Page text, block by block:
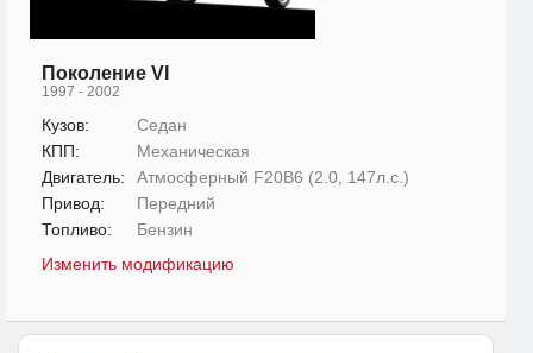
Поколение VI
1997 - 2002
Кузов:
Седан
КПП:
Механическая
Двигатель:
Атмосферный F20B6 (2.0, 147л.с.)
Привод:
Передний
Топливо:
Бензин
Изменить модификацию